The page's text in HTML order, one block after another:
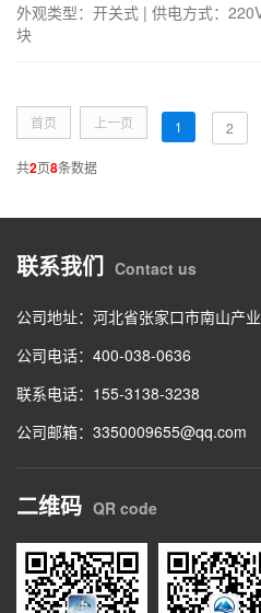
外观类型：开关式 | 供电方式：
块
首页 上一页 1 2
共2页8条数据
联系我们 Contact us
公司地址：河北省张家口市南山产
公司电话： 400-038-0636
联系电话： 155-3138-3238
公司邮箱：3350009655@qq.com
二维码 QR code